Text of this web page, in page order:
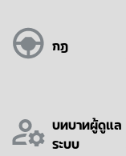
กฎ
บทบาทผู้ดูแล
ระบบ